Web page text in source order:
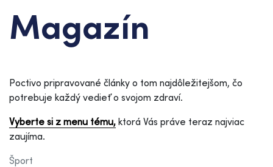
Magazín
Poctivo pripravované články o tom najdôležitejšom, čo
potrebuje každý vedieť o svojom zdraví.
Vyberte si z menu tému, ktorá Vás práve teraz najviac
zaujíma.
Šport